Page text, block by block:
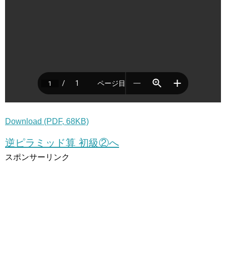
Download (PDF, 68KB)
逆ピラミッド算 初級②へ
スポンサーリンク